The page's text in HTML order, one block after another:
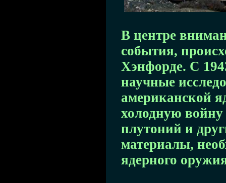
В центре
события,
Хэнфорде. С
научные
американской
холодную войну
плутоний и
материалы,
ядерного